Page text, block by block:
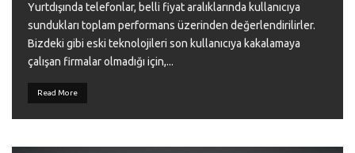
Yurtdışında telefonlar, belli fiyat aralıklarında kullanıcıya
sundukları toplam performans üzerinden değerlendirilirler.
Bizdeki gibi eski teknolojileri son kullanıcıya kakalamaya
çalışan firmalar olmadığı için,...
Read More